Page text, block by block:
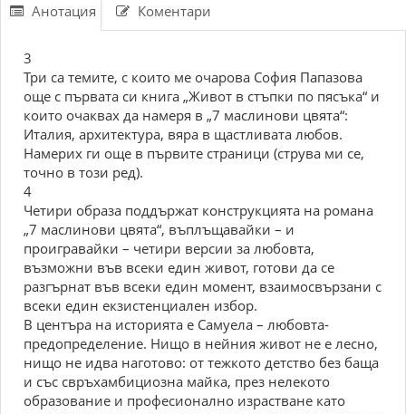
Анотация Коментари
3
Три са темите, с които ме очарова София Папазова
още с първата си книга „Живот в стъпки по пясъка“ и
които очаквах да намеря в „7 маслинови цвята“:
Италия, архитектура, вяра в щастливата любов.
Намерих ги още в първите страници (струва ми се,
точно в този ред).
4
Четири образа поддържат конструкцията на романа
„7 маслинови цвята“, въплъщавайки – и
проигравайки – четири версии за любовта,
възможни във всеки един живот, готови да се
разгърнат във всеки един момент, взаимосвързани с
всеки един екзистенциален избор.
В центъра на историята е Самуела – любовта-
предопределение. Нищо в нейния живот не е лесно,
нищо не идва наготово: от тежкото детство без баща
и със свръхамбициозна майка, през нелекото
образование и професионално израстване като